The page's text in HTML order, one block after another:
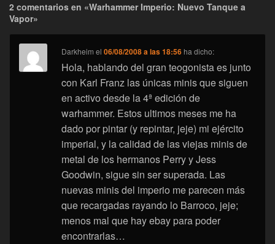
2 comentarios en «Warhammer Imperio: Nuevo Tanque a
Vapor»
Darkheim el06/08/2008 a las 18:56 ha dicho:
Hola, hablando del gran teogonista es junto
con Karl Franz las únicas minis que siguen
en activo desde la 4ª edición de
warhammer. Estos ultimos meses me ha
dado por pintar (y repintar, jeje) mi ejército
imperial, y la calidad de las viejas minis de
metal de los hermanos Perry y Jess
Goodwin, sigue sin ser superada. Las
nuevas minis del imperio me parecen más
que recargadas rayando lo Barroco, jeje;
menos mal que hay ebay para poder
encontrarlas…